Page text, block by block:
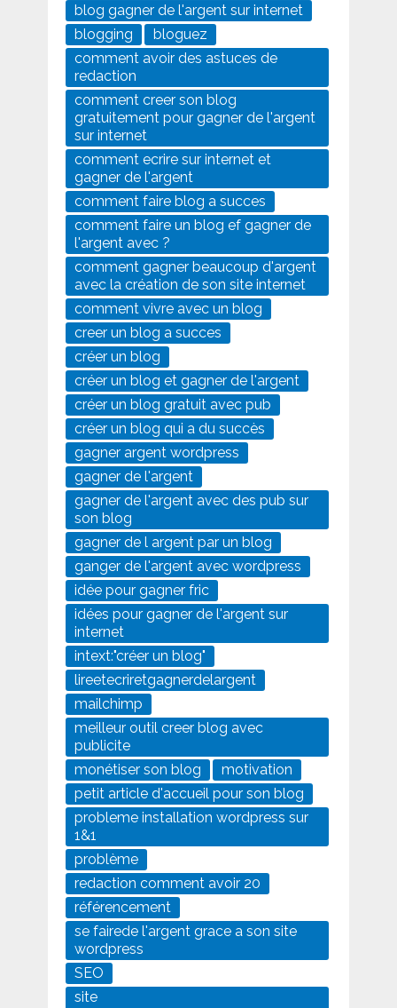
blog gagner de l'argent sur internet
blogging
bloguez
comment avoir des astuces de
redaction
comment creer son blog
gratuitement pour gagner de l'argent
sur internet
comment ecrire sur internet et
gagner de l'argent
comment faire blog a succes
comment faire un blog ef gagner de
l'argent avec ?
comment gagner beaucoup d'argent
avec la création de son site internet
comment vivre avec un blog
creer un blog a succes
créer un blog
créer un blog et gagner de l'argent
créer un blog gratuit avec pub
créer un blog qui a du succès
gagner argent wordpress
gagner de l'argent
gagner de l'argent avec des pub sur
son blog
gagner de l argent par un blog
ganger de l'argent avec wordpress
idée pour gagner fric
idées pour gagner de l'argent sur
internet
intext:"créer un blog"
lireetecriretgagnerdelargent
mailchimp
meilleur outil creer blog avec
publicite
monétiser son blog
motivation
petit article d'accueil pour son blog
probleme installation wordpress sur
1&1
problème
redaction comment avoir 20
référencement
se fairede l'argent grace a son site
wordpress
SEO
site